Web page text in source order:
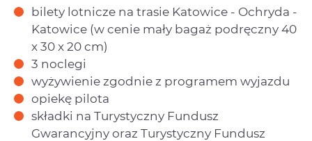
bilety lotnicze na trasie Katowice - Ochryda -
Katowice (w cenie mały bagaż podręczny 40
x 30 x 20 cm)
3 noclegi
wyżywienie zgodnie z programem wyjazdu
opiekę pilota
składki na Turystyczny Fundusz
Gwarancyjny oraz Turystyczny Fundusz